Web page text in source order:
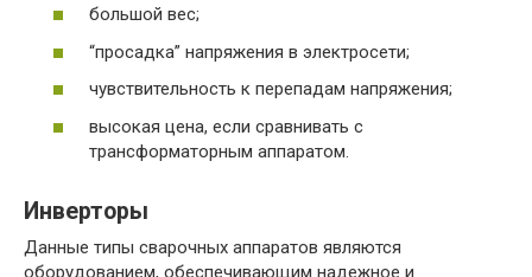
большой вес;
“просадка” напряжения в электросети;
чувствительность к перепадам напряжения;
высокая цена, если сравнивать с
трансформаторным аппаратом.
Инверторы
Данные типы сварочных аппаратов являются
оборудованием, обеспечивающим надежное и